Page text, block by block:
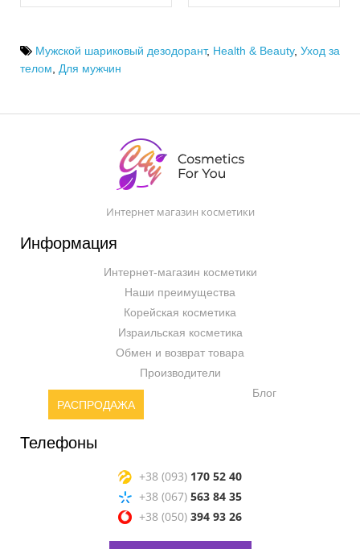
Мужской шариковый дезодорант, Health & Beauty, Уход за
телом
Для мужчин
Интернет магазин косметики
Информация
Интернет-магазин косметики
Наши преимущества
Корейская косметика
Израильская косметика
Обмен и возврат товара
Производители
РАСПРОДАЖА
Блог
Телефоны
+38 (093) 170 52 40
+38 (067) 563 84 35
+38 (050) 394 93 26